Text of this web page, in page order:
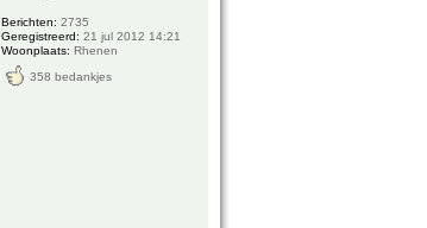
Berichten: 2735
Geregistreerd: 21 jul 2012 14:21
Woonplaats: Rhenen
358 bedankjes